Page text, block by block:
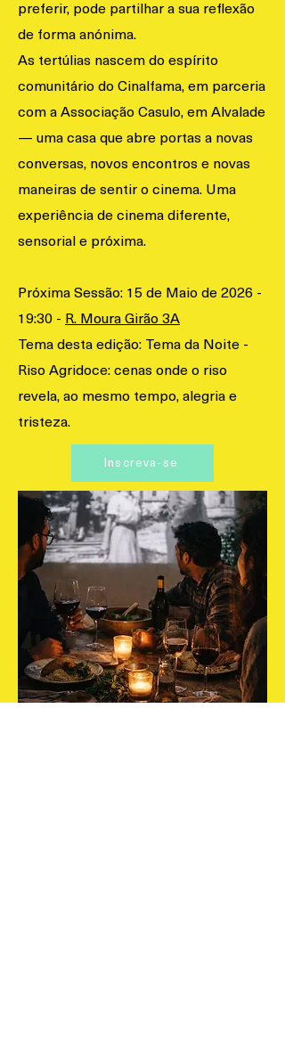
preferir, pode partilhar a sua reflexão
de forma anónima.
As tertúlias nascem do espírito
comunitário do Cinalfama, em parceria
com a Associação Casulo, em Alvalade
— uma casa que abre portas a novas
conversas, novos encontros e novas
maneiras de sentir o cinema. Uma
experiência de cinema diferente,
sensorial e próxima.
Próxima Sessão: 15 de Maio de 2026 -
19:30 - R. Moura Girão 3A
Tema desta edição: Tema da Noite -
Riso Agridoce: cenas onde o riso
revela, ao mesmo tempo, alegria e
tristeza.
Inscreva-se